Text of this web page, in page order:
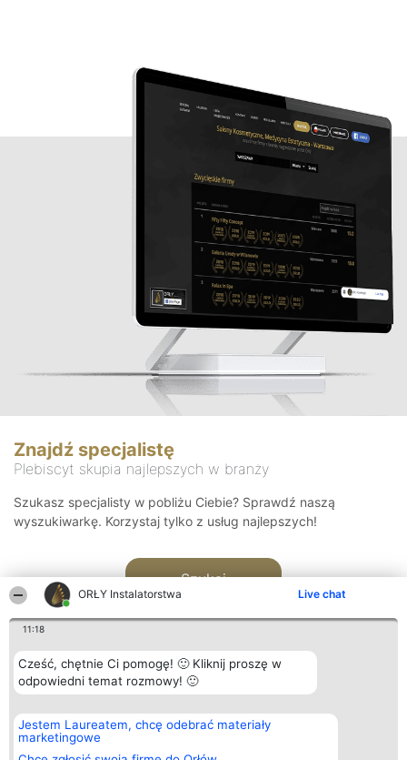
ORŁY Instalatorstwa Live chat
11:18
Cześć, chętnie Ci pomogę! 🙂 Kliknij proszę w
odpowiedni temat rozmowy! 🙂
Jestem Laureatem, chcę odebrać materiały
marketingowe
Znajdź specjalistę
Plebiscyt skupia najlepszych w branży
Szukasz specjalisty w pobliżu Ciebie? Sprawdź naszą
wyszukiwarkę. Korzystaj tylko z usług najlepszych!
Szukaj
Organizator plebiscytu
Bright Side Solutions sp. z o.
o. sp. k.
ul. Ruska 22
Plebiscyt
Laureaci
wszystkich
Kontakt
Kontakt